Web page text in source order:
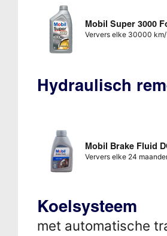
Mobil Super 3000
Ververs elke 30000
Hydraulisch
Mobil Brake Fluid
Ververs elke 24
Koelsysteem
met automatische